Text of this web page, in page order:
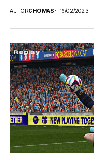
AUTORCHOMAS 16/02/2023